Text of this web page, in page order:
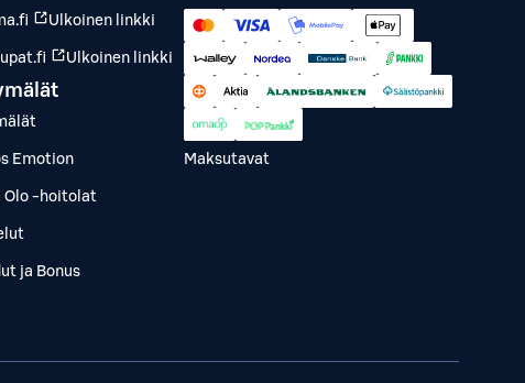
Ulkoinen linkki
Ulkoinen linkki
Emotion
Olo -hoitolat
ja Bonus
Maksutavat